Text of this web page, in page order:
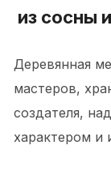
из сосны
Деревянная
мастеров,
создателя,
характером и